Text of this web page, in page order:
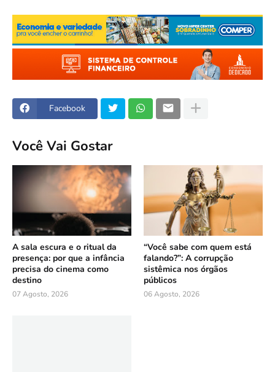
Facebook
Você Vai Gostar
A sala escura e o ritual da
presença: por que a infância
precisa do cinema como
destino
07 Agosto, 2026
“Você sabe com quem está
falando?”: A corrupção
sistêmica nos órgãos
públicos
06 Agosto, 2026